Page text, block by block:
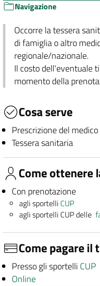
Navigazione
Occorre la tessera
di famiglia o altro
regionale/nazionale.
Il costo dell'eventuale
momento della
Cosa serve
Prescrizione del medico
Tessera sanitaria
Come ottenere
Con prenotazione
agli sportelli CUP
agli sportelli CUP delle
Come pagare il
Presso gli sportelli CUP
Online